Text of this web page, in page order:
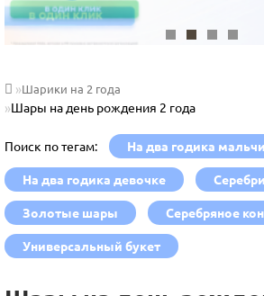
Шарики на 2 года
Шары на день рождения 2 года
Поиск по тегам: На два годика
На два годика девочке
Золотые шары Серебряное
Универсальный букет